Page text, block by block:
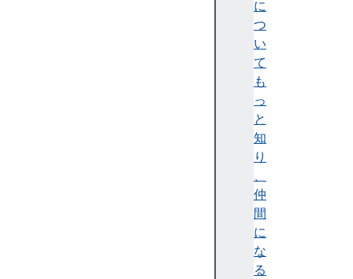
に
つ
い
て
も
っ
と
知
り
、
仲
間
に
な
る